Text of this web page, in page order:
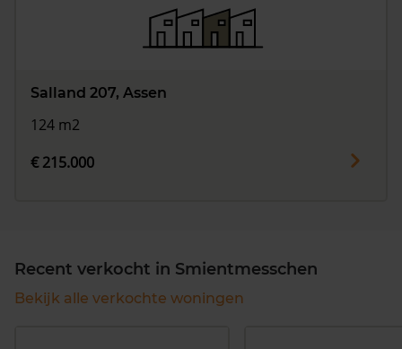
Salland 207, Assen
124 m2
€ 215.000
Recent verkocht in Smientmesschen
Bekijk alle verkochte woningen